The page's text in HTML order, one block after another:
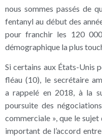
nous sommes passés de
fentanyl au début des
pour franchir les 120
démographique la plus
Si certains aux États-Unis
fléau (10), le secrétaire
a rappelé en 2018, à la
poursuite des
commerciale », que le
important de l’accord